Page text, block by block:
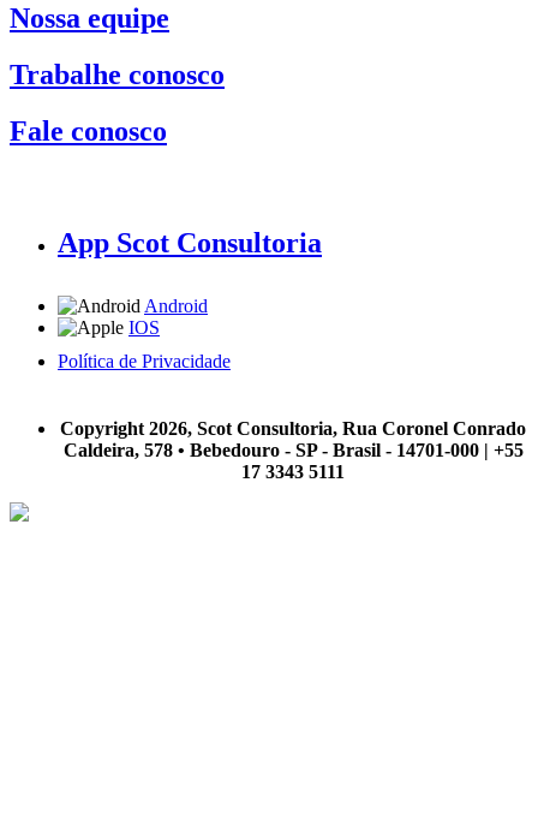
Nossa equipe
Trabalhe conosco
Fale conosco
App Scot Consultoria
Android
IOS
Política de Privacidade
Copyright 2026, Scot Consultoria, Rua Coronel Conrado
Caldeira, 578 • Bebedouro - SP - Brasil - 14701-000 | +55
17 3343 5111